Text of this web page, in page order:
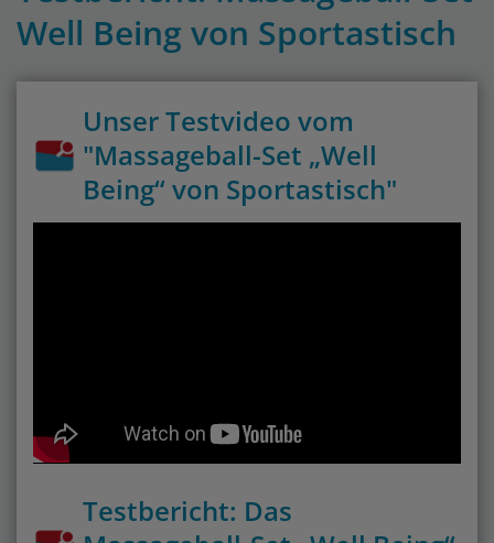
Well Being von Sportastisch
Unser Testvideo vom
"Massageball-Set „Well
Being“ von Sportastisch"
Testbericht: Das